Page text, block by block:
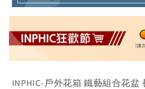
INPHIC-戶外花箱 鐵藝組合花